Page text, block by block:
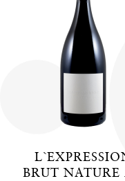
BRUT NATURE